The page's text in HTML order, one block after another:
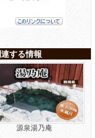
する情報
源泉湯乃庵